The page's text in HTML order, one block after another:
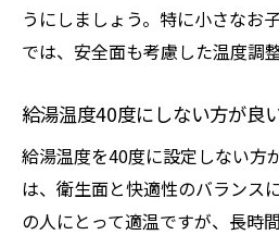
うにしましょう。特に小さなお
では、安全面も考慮した温度調
給湯温度40度にしない方が良
給湯温度を40度に設定しない方
は、衛生面と快適性のバランス
の人にとって適温ですが、長時